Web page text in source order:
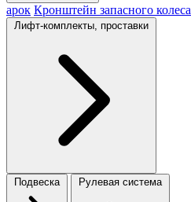
арок Кронштейн запасного колеса
Лифт-комплекты, проставки
Подвеска Рулевая система